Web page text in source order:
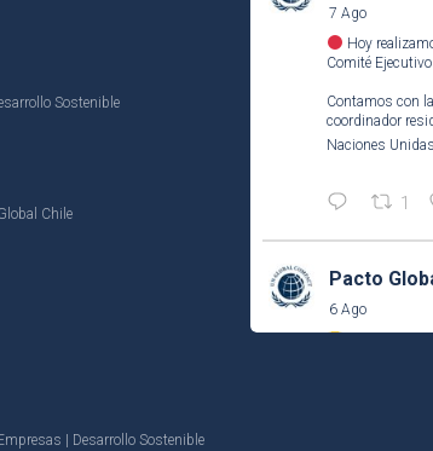
Sostenible
Chile
7 Ago
Hoy
Comité
Contamos con
coordinador
Naciones
1
Pacto
6 Ago
| Desarrollo Sostenible